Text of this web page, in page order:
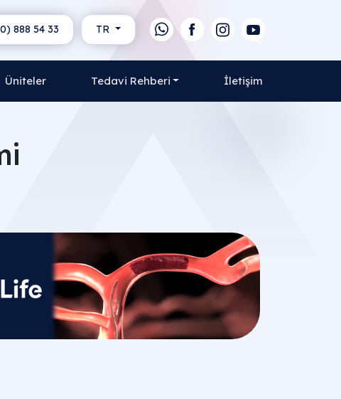
TR
888 54 33
Üniteler Tedavi Rehberi İletişim